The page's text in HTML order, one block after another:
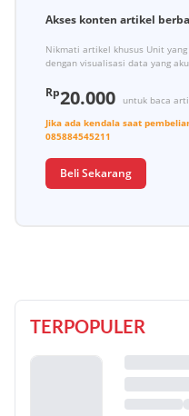
Akses konten artikel
Nikmati artikel khusus Unit
dengan visualisasi data yang
Rp20.000
untuk baca
Jika ada kendala saat
085884545211
Beli Sekarang
TERPOPULER